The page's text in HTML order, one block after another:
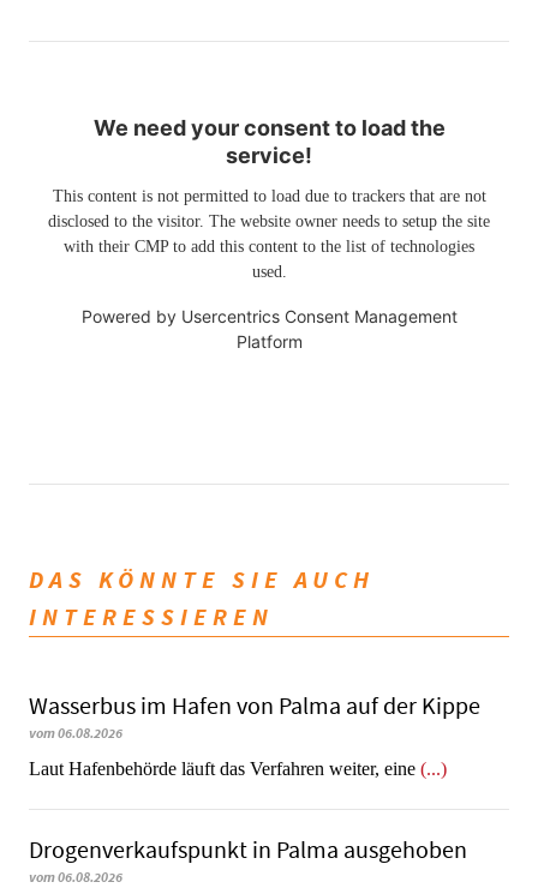
We need your consent to load the
service!
This content is not permitted to load due to trackers that are not
disclosed to the visitor. The website owner needs to setup the site
with their CMP to add this content to the list of technologies
used.
Powered by Usercentrics Consent Management
Platform
DAS KÖNNTE SIE AUCH
INTERESSIEREN
Wasserbus im Hafen von Palma auf der Kippe
vom 06.08.2026
Laut Hafenbehörde läuft das Verfahren weiter, eine (...)
Dro­gen­ver­kaufs­punkt in Palma ausgehoben
vom 06.08.2026